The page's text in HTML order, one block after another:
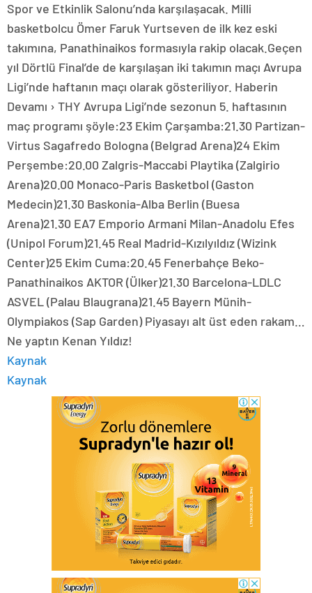
Spor ve Etkinlik Salonu’nda karşılaşacak. Milli
basketbolcu Ömer Faruk Yurtseven de ilk kez eski
takımına, Panathinaikos formasıyla rakip olacak.Geçen
yıl Dörtlü Final’de de karşılaşan iki takımın maçı Avrupa
Ligi’nde haftanın maçı olarak gösteriliyor. Haberin
Devamı › THY Avrupa Ligi’nde sezonun 5. haftasının
maç programı şöyle:23 Ekim Çarşamba:21.30 Partizan-
Virtus Sagafredo Bologna (Belgrad Arena)24 Ekim
Perşembe:20.00 Zalgris-Maccabi Playtika (Zalgirio
Arena)20.00 Monaco-Paris Basketbol (Gaston
Medecin)21.30 Baskonia-Alba Berlin (Buesa
Arena)21.30 EA7 Emporio Armani Milan-Anadolu Efes
(Unipol Forum)21.45 Real Madrid-Kızılyıldız (Wizink
Center)25 Ekim Cuma:20.45 Fenerbahçe Beko-
Panathinaikos AKTOR (Ülker)21.30 Barcelona-LDLC
ASVEL (Palau Blaugrana)21.45 Bayern Münih-
Olympiakos (Sap Garden) Piyasayı alt üst eden rakam…
Ne yaptın Kenan Yıldız!
Kaynak
Kaynak